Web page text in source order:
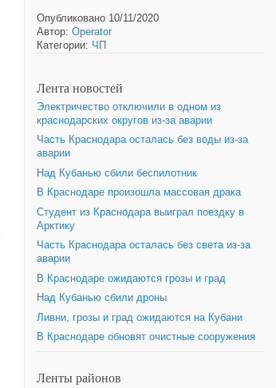
Опубликовано 10/11/2020
Автор: Operator
Категории: ЧП
Лента новостей
Электричество отключили в одном из
краснодарских округов из-за аварии
Часть Краснодара осталась без воды из-за
аварии
Над Кубанью сбили беспилотник
В Краснодаре произошла массовая драка
Студент из Краснодара выиграл поездку в
Арктику
Часть Краснодара осталась без света из-за
аварии
В Краснодаре ожидаются грозы и град
Над Кубанью сбили дроны
Ливни, грозы и град ожидаются на Кубани
В Краснодаре обновят очистные сооружения
Ленты районов